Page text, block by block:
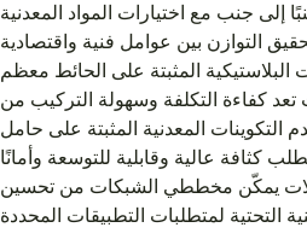
إلى جنب مع اختيارات المواد المعدنية
التوازن بين عوامل فنية واقتصادية
البلاستيكية المثبتة على الحائط معظم
كفاءة التكلفة وسهولة التركيب من
التكوينات المعدنية المثبتة على حامل
كثافة عالية وقابلية للتوسعة وأمانًا
يمكّن مخططي الشبكات من تحسين